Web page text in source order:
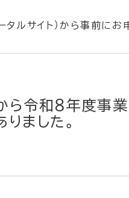
ルサイト）から事前にお
令和８年度事
ました。